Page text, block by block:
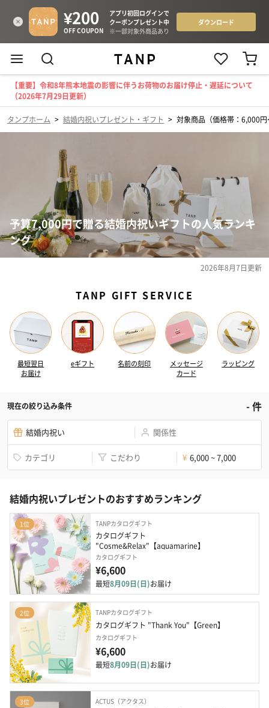
【重要】令和8年熊本地震の影響に伴うお荷物のお届け停止・遅延について
（2026年7月29日更新）
タンプホーム > 結婚内祝いプレゼント・ギフト > 対象商品（価格帯：6,000
予算7,000円で贈る結婚内祝いギフトの人気ランキ
ング
2026年8月7日更新
TANP GIFT SERVICE
最短翌日
お届け
eギフト 名前の刻印
メッセージ
カード
ラッピング
現在の絞り込み条件 -件
結婚内祝い 関係性
カテゴリ こだわり ¥ 6,000 ~ 7,000
結婚内祝いプレゼントのおすすめランキング
1位 TANPカタログギフト
カタログギフト
"Cosme&Relax"【aquamarine】
カタログギフト
¥6,600
最短8月09日(日)お届け
2位 TANPカタログギフト
カタログギフト "Thank You"【Green】
カタログギフト
¥6,600
最短8月09日(日)お届け
3位 ACTUS（アクタス）